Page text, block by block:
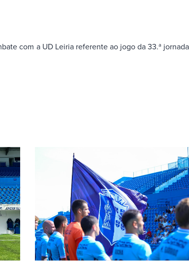
com a UD Leiria referente ao jogo da 33.ª jornada